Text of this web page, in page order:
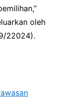
oleh
22024).